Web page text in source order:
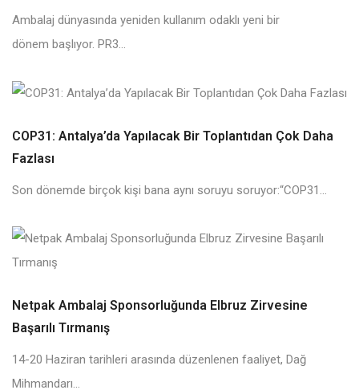
Ambalaj dünyasında yeniden kullanım odaklı yeni bir
dönem başlıyor. PR3...
COP31: Antalya’da Yapılacak Bir Toplantıdan Çok Daha
Fazlası
Son dönemde birçok kişi bana aynı soruyu soruyor:“COP31...
Netpak Ambalaj Sponsorluğunda Elbruz Zirvesine
Başarılı Tırmanış
14-20 Haziran tarihleri arasında düzenlenen faaliyet, Dağ
Mihmandarı...